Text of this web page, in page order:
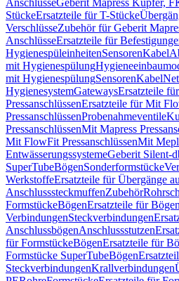
AnschlüsseGeberit Mapress Kupfer,
StückeErsatzteile für T-Stücke
VerschlüsseZubehör für Geberit
AnschlüsseErsatzteile für
HygienespüleinheitenSensorenKabel
mit Hygienespülung
mit HygienespülungSensorenKabel
HygienesystemGatewaysErsatzteile
PressanschlüssenErsatzteile für Mit
PressanschlüssenProbenahmeventile
PressanschlüssenMit Mapress
Mit FlowFit PressanschlüssenMit
EntwässerungssystemeGeberit Silent-
SuperTubeBögenSonderformstücke
WerkstoffeErsatzteile für Übergänge
AnschlusssteckmuffenZubehör
FormstückeBögenErsatzteile für Bögen
VerbindungenSteckverbindungen
AnschlussbögenAnschlussstutzen
für FormstückeBögenErsatzteile für
Formstücke SuperTubeBögen
SteckverbindungenKrallverbindungen